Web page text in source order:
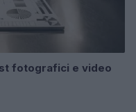
fotografici e video